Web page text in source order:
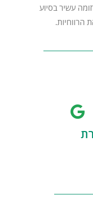
עשיר בסיוע
הרווחיות.